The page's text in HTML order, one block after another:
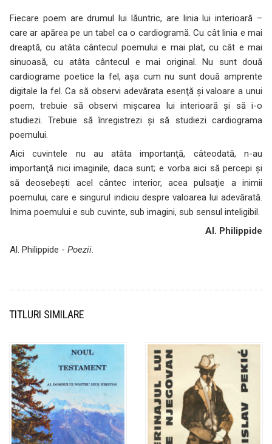
Fiecare poem are drumul lui lăuntric, are linia lui interioară –
care ar apărea pe un tabel ca o cardiogramă. Cu cât linia e mai
dreaptă, cu atâta cântecul poemului e mai plat, cu cât e mai
sinuoasă, cu atâta cântecul e mai original. Nu sunt două
cardiograme poetice la fel, aşa cum nu sunt două amprente
digitale la fel. Ca să observi adevărata esenţă şi valoare a unui
poem, trebuie să observi mişcarea lui interioară şi să i-o
studiezi. Trebuie să înregistrezi şi să studiezi cardiograma
poemului.
Aici cuvintele nu au atâta importanţă, câteodată, n-au
importanţă nici imaginile, daca sunt; e vorba aici să percepi şi
să deosebeşti acel cântec interior, acea pulsaţie a inimii
poemului, care e singurul indiciu despre valoarea lui adevărată.
Inima poemului e sub cuvinte, sub imagini, sub sensul inteligibil.
Al. Philippide
Al. Philippide - Poezii.
TITLURI SIMILARE